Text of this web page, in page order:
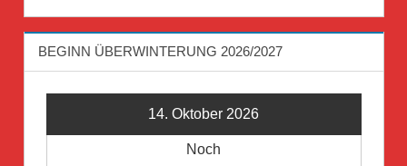
BEGINN ÜBERWINTERUNG 2026/2027
14. Oktober 2026
Noch